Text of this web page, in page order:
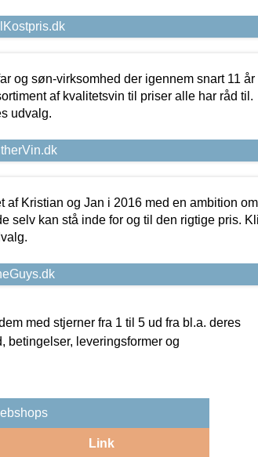
og søn-virksomhed der igennem snart 11 år
af kvalitetsvin til priser alle har råd til.
udvalg.
af Kristian og Jan i 2016 med en ambition
selv kan stå inde for og til den rigtige pris.
med stjerner fra 1 til 5 ud fra bl.a. deres
betingelser, leveringsformer og
Link